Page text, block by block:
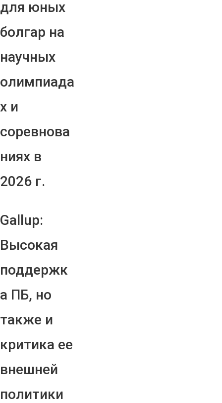
для юных
болгар на
научных
олимпиада
х и
соревнова
ниях в
2026 г.
Gallup:
Высокая
поддержк
а ПБ, но
также и
критика ее
внешней
политики